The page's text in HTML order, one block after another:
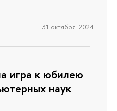
31 октября 2024
игра к юбилею
наук